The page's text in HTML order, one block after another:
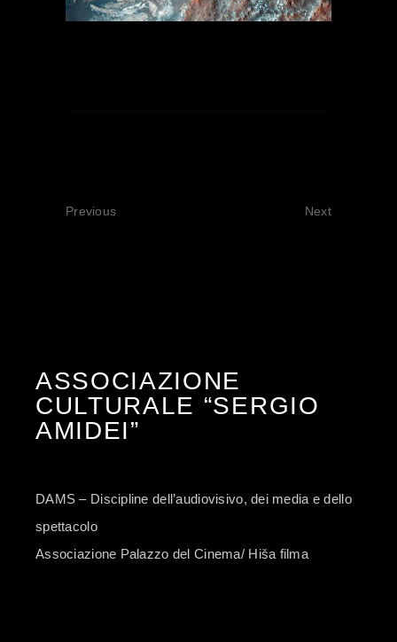
Previous Next
ASSOCIAZIONE
CULTURALE “SERGIO
AMIDEI”
DAMS – Discipline dell’audiovisivo, dei media e dello
spettacolo
Associazione Palazzo del Cinema/ Hiša filma